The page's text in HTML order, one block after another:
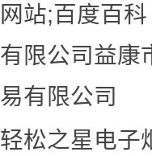
网站;百度百
有限公司益康
易有限公司
轻松之星电子